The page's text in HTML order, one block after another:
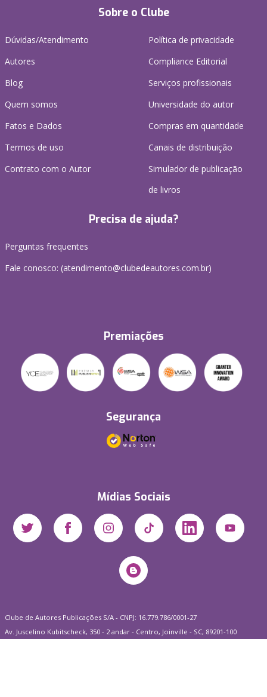
Sobre o Clube
Dúvidas/Atendimento
Autores
Blog
Quem somos
Fatos e Dados
Termos de uso
Contrato com o Autor
Política de privacidade
Compliance Editorial
Serviços profissionais
Universidade do autor
Compras em quantidade
Canais de distribuição
Simulador de publicação
de livros
Precisa de ajuda?
Perguntas frequentes
Fale conosco: (atendimento@clubedeautores.com.br)
Premiações
Segurança
Mídias Sociais
Clube de Autores Publicações S/A - CNPJ: 16.779.786/0001-27
Av. Juscelino Kubitscheck, 350 - 2 andar - Centro, Joinville - SC, 89201-100